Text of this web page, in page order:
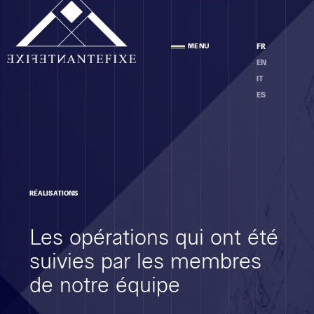
MENU
Agence
PRÉSENTATION
PROJET
EXÉCUTION
MOE
FR
EN
IT
ES
RÉALISATIONS
Les opérations qui ont été
suivies par les membres
de notre équipe